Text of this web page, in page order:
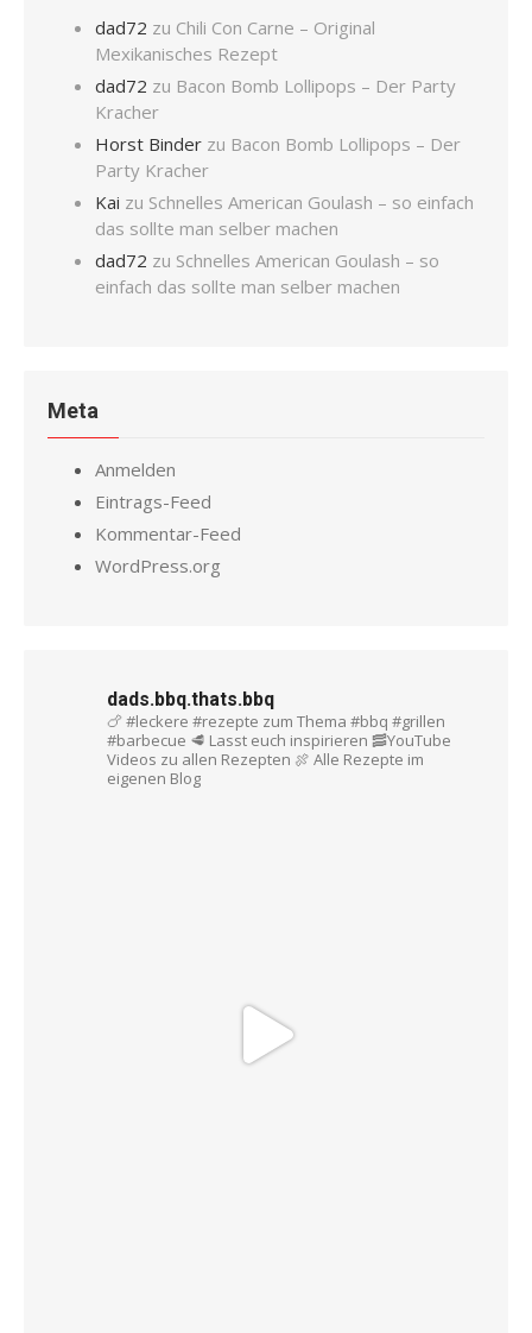
dad72 zu Chili Con Carne – Original
Mexikanisches Rezept
dad72 zu Bacon Bomb Lollipops – Der Party
Kracher
Horst Binder zu Bacon Bomb Lollipops – Der
Party Kracher
Kai zu Schnelles American Goulash – so einfach
das sollte man selber machen
dad72 zu Schnelles American Goulash – so
einfach das sollte man selber machen
Meta
Anmelden
Eintrags-Feed
Kommentar-Feed
WordPress.org
dads.bbq.thats.bbq
🍗 #leckere #rezepte zum Thema #bbq #grillen
#barbecue 🥩 Lasst euch inspirieren 🥓YouTube
Videos zu allen Rezepten 🍖 Alle Rezepte im
eigenen Blog